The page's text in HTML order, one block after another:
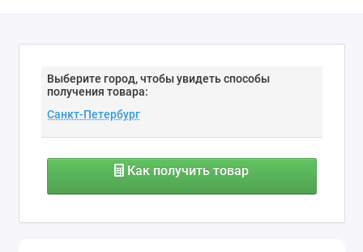
Выберите город, чтобы увидеть способы
получения товара:
Как получить товар